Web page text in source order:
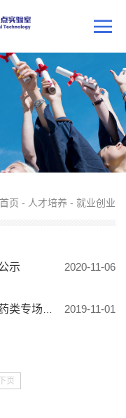
首页 - 人才培养 - 就业创业
2020-11-06
示
2019-11-01
讲会通知
下页